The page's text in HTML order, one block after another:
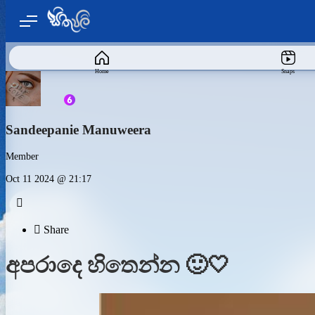
Home Snaps
Sandeepanie Manuweera
Member
Oct 11 2024 @ 21:17

 Share
අපරාදෙ හිතෙන්න 🙂🤍